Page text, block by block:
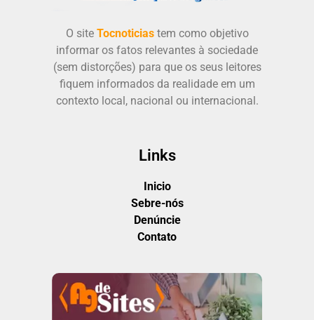
O site Tocnoticiastem como objetivo
informar os fatos relevantes à sociedade
(sem distorções) para que os seus leitores
fiquem informados da realidade em um
contexto local, nacional ou internacional.
Links
Inicio
Sebre-nós
Denúncie
Contato